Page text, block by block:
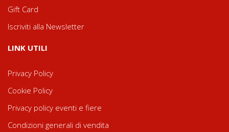
Gift Card
Iscriviti alla Newsletter
LINK UTILI
Privacy Policy
Cookie Policy
Privacy policy eventi e fiere
Condizioni generali di vendita